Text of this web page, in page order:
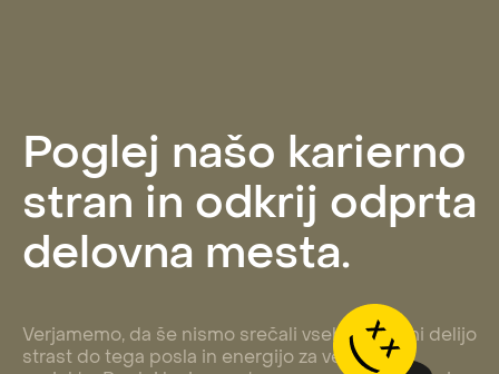
Poglej našo karierno
stran in odkrij odprta
delovna mesta.
Verjamemo, da še nismo srečali vseh, ki z nami delijo
strast do tega posla in energijo za veličastne